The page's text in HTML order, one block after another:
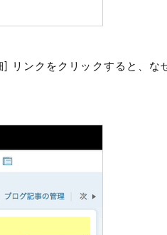
リンクをクリックすると、な